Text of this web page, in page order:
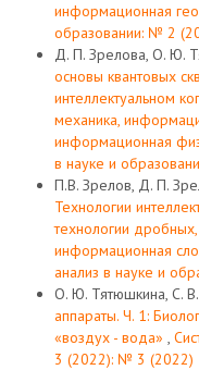
информационная
образовании: № 2
Д. П. Зрелова, О. Ю.
основы квантовых
интеллектуальном
механика,
информационная
в науке и
П.В. Зрелов, Д. П.
Технологии
технологии
информационная
анализ в науке и
О. Ю. Тятюшкина, С. В.
аппараты. Ч. 1:
«воздух - вода» ,
3 (2022): № 3 (2022)